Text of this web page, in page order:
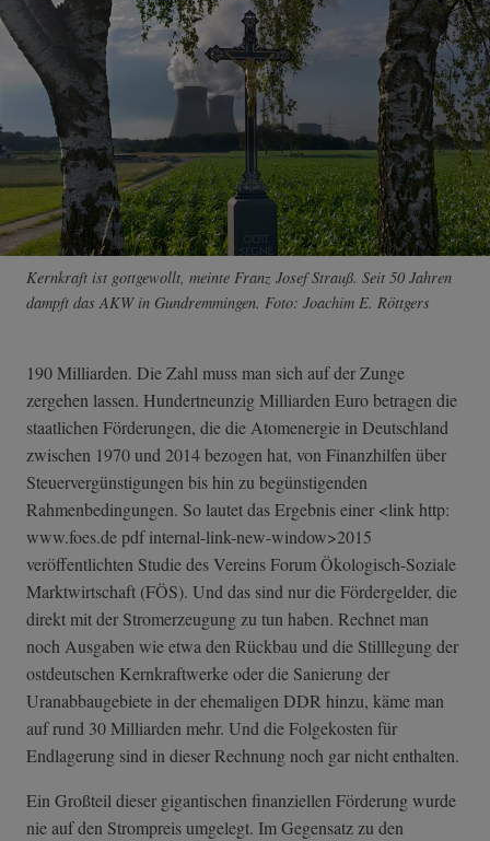
Kernkraft ist gottgewollt, meinte Franz Josef Strauß. Seit 50 Jahren
dampft das AKW in Gundremmingen. Foto: Joachim E. Röttgers
190 Milliarden. Die Zahl muss man sich auf der Zunge
zergehen lassen. Hundertneunzig Milliarden Euro betragen die
staatlichen Förderungen, die die Atomenergie in Deutschland
zwischen 1970 und 2014 bezogen hat, von Finanzhilfen über
Steuervergünstigungen bis hin zu begünstigenden
Rahmenbedingungen. So lautet das Ergebnis einer <link http:
www.foes.de pdf internal-link-new-window>2015
veröffentlichten Studie des Vereins Forum Ökologisch-Soziale
Marktwirtschaft (FÖS). Und das sind nur die Fördergelder, die
direkt mit der Stromerzeugung zu tun haben. Rechnet man
noch Ausgaben wie etwa den Rückbau und die Stilllegung der
ostdeutschen Kernkraftwerke oder die Sanierung der
Uranabbaugebiete in der ehemaligen DDR hinzu, käme man
auf rund 30 Milliarden mehr. Und die Folgekosten für
Endlagerung sind in dieser Rechnung noch gar nicht enthalten.
Ein Großteil dieser gigantischen finanziellen Förderung wurde
nie auf den Strompreis umgelegt. Im Gegensatz zu den